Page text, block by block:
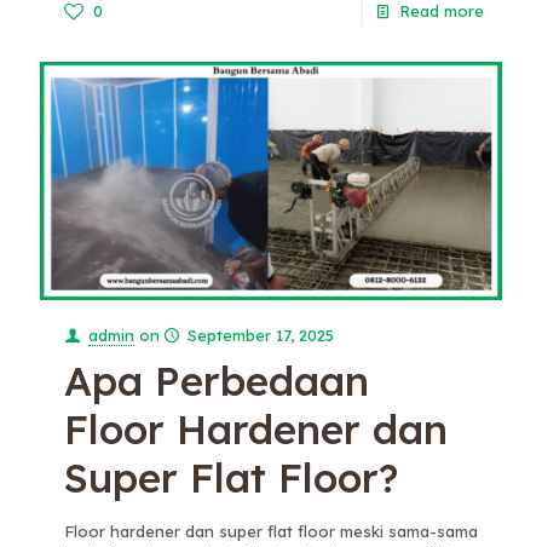
0 Read more
admin on September 17, 2025
Apa Perbedaan
Floor Hardener dan
Super Flat Floor?
Floor hardener dan super flat floor meski sama-sama